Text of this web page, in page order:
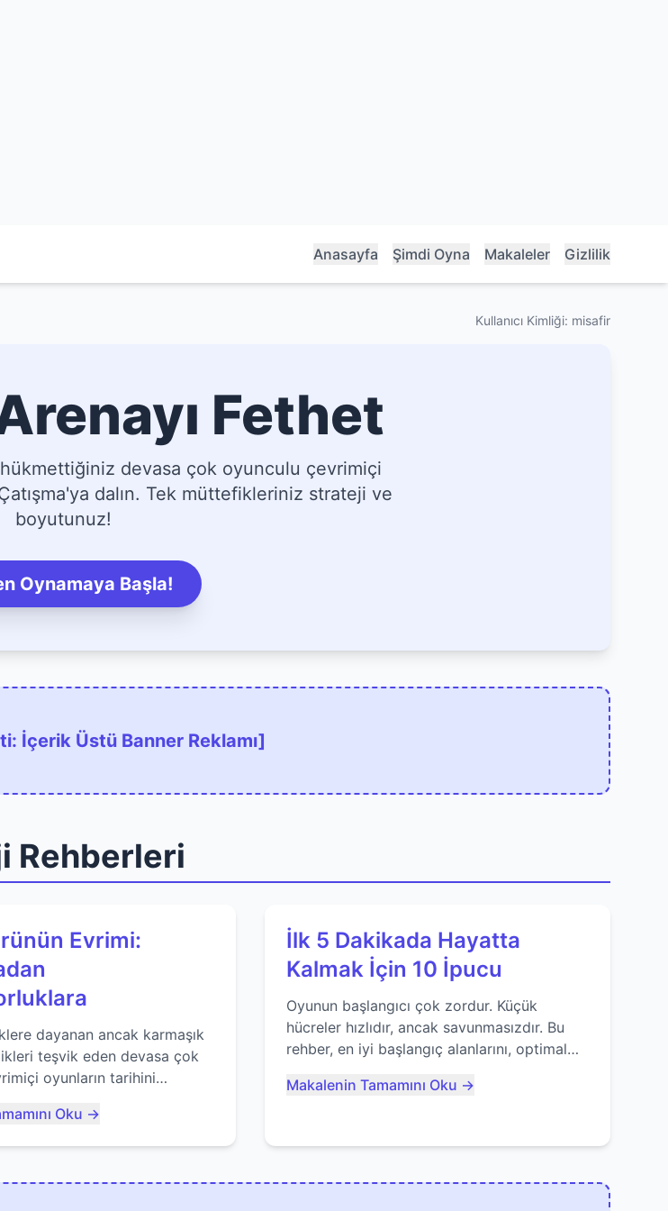
Anasayfa Şimdi Oyna Makaleler Gizlilik
Kullanıcı Kimliği: misafir
Fethet
devasa çok oyunculu çevrimiçi
dalın. Tek müttefikleriniz strateji ve
boyutunuz!
Oynamaya Başla!
İçerik Üstü Banner Reklamı]
Rehberleri
Evrimi:
dayanan ancak karmaşık
teşvik eden devasa çok
oyunların tarihini
Oku →
İlk 5 Dakikada Hayatta
Kalmak İçin 10 İpucu
Oyunun başlangıcı çok zordur. Küçük
hücreler hızlıdır, ancak savunmasızdır. Bu
rehber, en iyi başlangıç alanlarını, optimal
olmaktan nasıl kaçınacağınızı anlatıyor...
Makalenin Tamamını Oku →